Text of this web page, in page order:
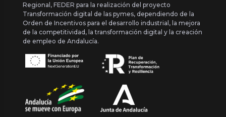
Regional, FEDER para la realización del proyecto
Transformación digital de las pymes, dependiendo de la
Orden de Incentivos para el desarrollo industrial, la mejora
de la competitividad, la transformación digital y la creación
de empleo de Andalucía.